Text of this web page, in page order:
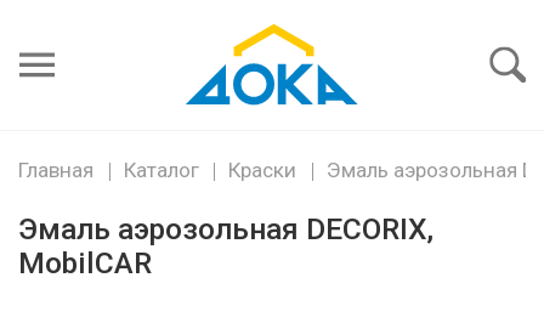
пароль
Главная Каталог Краски Эмаль аэрозольная
Эмаль аэрозольная DECORIX,
MobilCAR